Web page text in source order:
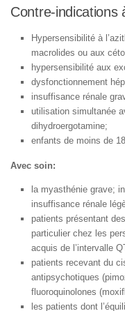
Contre-indications
Hypersensibilité à
macrolides ou aux
hypersensibilité aux
dysfonctionnement
insuffisance rénale
utilisation simultanée
dihydroergotamine;
enfants de moins de
Avec soin:
la myasthénie grave;
insuffisance rénale
patients présentant
particulier chez les
acquis de l’intervalle
patients recevant du
antipsychotiques
fluoroquinolones
les patients dont